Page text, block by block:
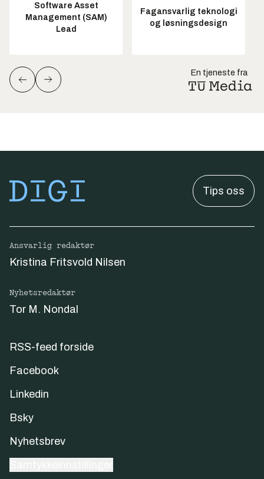
Software Asset
Management (SAM)
Lead
Fagansvarlig teknologi
og løsningsdesign
En tjeneste fra
Tips oss
Ansvarlig redaktør
Kristina Fritsvold Nilsen
Nyhetsredaktør
Tor M. Nondal
RSS-feed forside
Facebook
Linkedin
Bsky
Nyhetsbrev